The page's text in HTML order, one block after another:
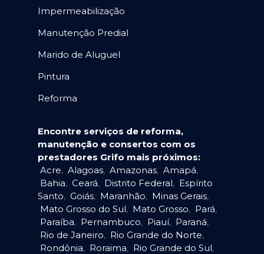
Impermeabilização
Manutenção Predial
Marido de Aluguel
Pintura
Reforma
Encontre serviços de reforma,
manutenção e consertos com os
prestadores Grifo mais próximos:
Acre, Alagoas, Amazonas, Amapá,
Bahia, Ceará, Distrito Federal, Espírito
Santo, Goiás, Maranhão, Minas Gerais,
Mato Grosso do Sul, Mato Grosso, Pará,
Paraíba, Pernambuco, Piauí, Paraná,
Rio de Janeiro, Rio Grande do Norte,
Rondônia, Roraima, Rio Grande do Sul,